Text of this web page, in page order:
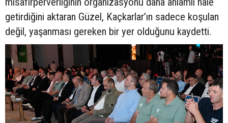
getirdiğini aktaran Güzel, Kaçkarlar’ın sadece koşulan
değil, yaşanması gereken bir yer olduğunu kaydetti.